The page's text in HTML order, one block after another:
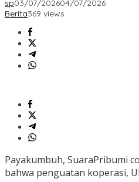
sp03/07/202604/07/2026
Berita369 views
Payakumbuh, SuaraPribumi
bahwa penguatan koperasi,